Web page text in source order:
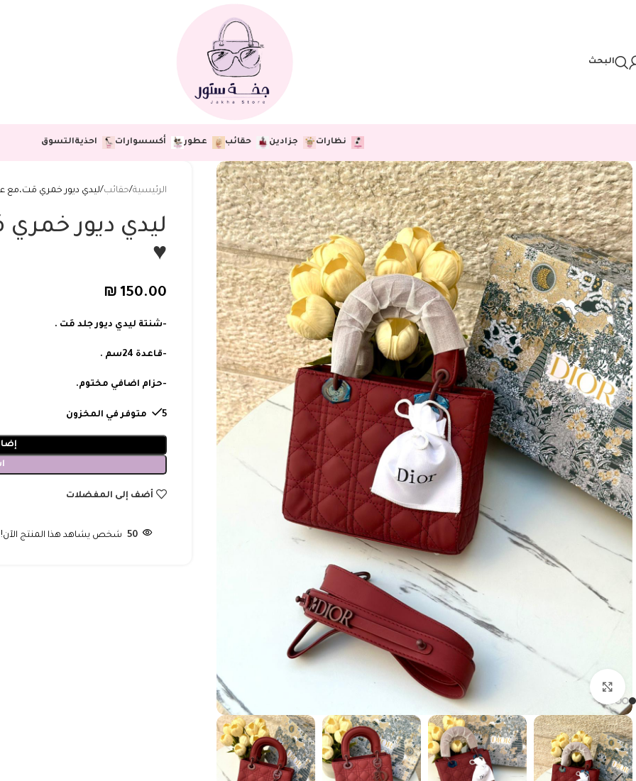
البحث
نظارات جزادين حقائب عطور أكسسوارات احذيةالتسوق
الرئيسية حقائب ليدي ديور خمري مَت،مع
♥️
₪ 150.00
-شنتة ليدي ديور جلد مَت .
-قاعدة 24سم .
-حزام اضافي مختوم.
5 متوفر في المخزون
أضف إلى المفضلات
50 شخص يشاهد هذا المنتج الآن!